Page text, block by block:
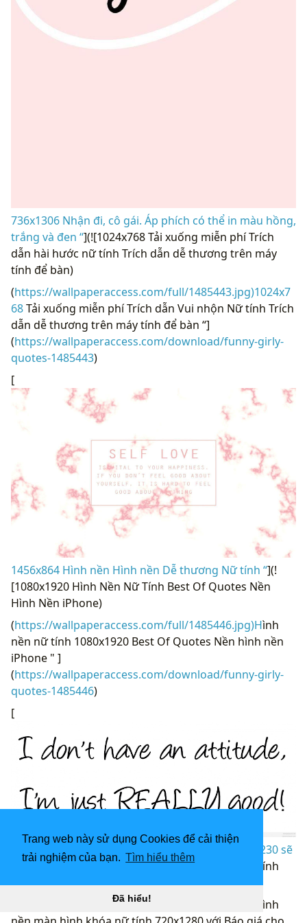
Trang web này sử dụng Cookies để cải thiện
trải nghiệm của bạn. Tìm hiểu thêm
Đã hiểu!
736x1306 Nhận đi, cô gái. Áp phích có thể in màu hồng,
trắng và đen “](![1024x768 Tải xuống miễn phí Trích
dẫn hài hước nữ tính Trích dẫn dễ thương trên máy
tính để bàn)
(https://wallpaperaccess.com/full/1485443.jpg)1024x7
68Tải xuống miễn phí Trích dẫn Vui nhộn Nữ tính Trích
dẫn dễ thương trên máy tính để bàn “]
(https://wallpaperaccess.com/download/funny-girly-
quotes-1485443)
[
1456x864 Hình nền Hình nền Dễ thương Nữ tính “](!
[1080x1920 Hình Nền Nữ Tính Best Of Quotes Nền
Hình Nền iPhone)
(https://wallpaperaccess.com/full/1485446.jpg)Hình
nền nữ tính 1080x1920 Best Of Quotes Nền hình nền
iPhone " ]
(https://wallpaperaccess.com/download/funny-girly-
quotes-1485446)
[
Hình ảnh cô gái sành điệu với kích thước 3019x1230 sẽ
là một điều của “ ](![Hình nền màn hình khóa nữ tính
720x1280 có dấu ngoặc kép cho Android - APK)
https://wallpaperaccess.com/full/1485478.jpg)H ình